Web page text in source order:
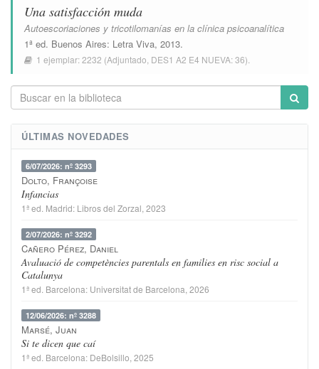
Una satisfacción muda
Autoescoriaciones y tricotilomanías en la clínica psicoanalítica
1ª ed. Buenos Aires: Letra Viva, 2013.
1 ejemplar:2232 (Adjuntado, DES1 A2 E4 NUEVA: 36).
ÚLTIMAS NOVEDADES
6/07/2026: nº 3293
Dolto, Françoise
Infancias
1ª ed. Madrid: Libros del Zorzal , 2023
2/07/2026: nº 3292
Cañero Pérez, Daniel
Avaluació de competències parentals en families en risc social a
Catalunya
1ª ed. Barcelona: Universitat de Barcelona , 2026
12/06/2026: nº 3288
Marsé, Juan
Si te dicen que caí
1ª ed. Barcelona: DeBolsillo , 2025